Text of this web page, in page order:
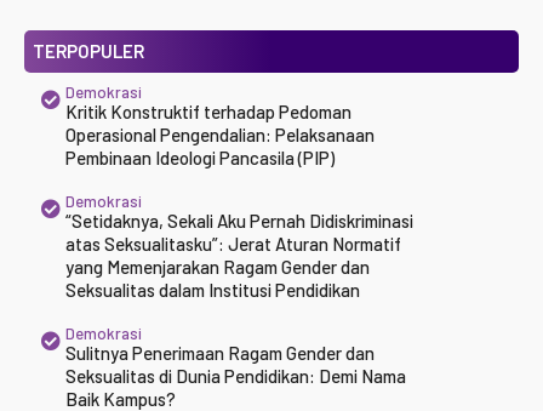
TERPOPULER
Demokrasi
Kritik Konstruktif terhadap Pedoman
Operasional Pengendalian: Pelaksanaan
Pembinaan Ideologi Pancasila (PIP)
Demokrasi
“Setidaknya, Sekali Aku Pernah Didiskriminasi
atas Seksualitasku”: Jerat Aturan Normatif
yang Memenjarakan Ragam Gender dan
Seksualitas dalam Institusi Pendidikan
Demokrasi
Sulitnya Penerimaan Ragam Gender dan
Seksualitas di Dunia Pendidikan: Demi Nama
Baik Kampus?